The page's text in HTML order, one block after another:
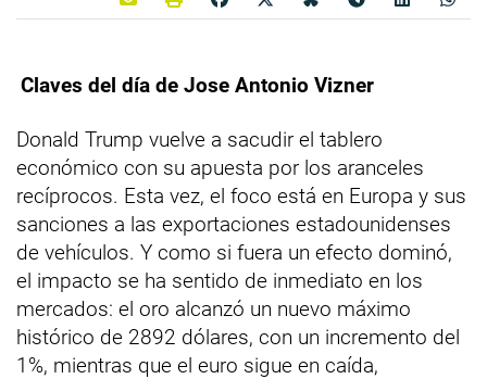
Claves del día de Jose Antonio Vizner
Donald Trump vuelve a sacudir el tablero
económico con su apuesta por los aranceles
recíprocos. Esta vez, el foco está en Europa y sus
sanciones a las exportaciones estadounidenses
de vehículos. Y como si fuera un efecto dominó,
el impacto se ha sentido de inmediato en los
mercados: el oro alcanzó un nuevo máximo
histórico de 2892 dólares, con un incremento del
1%, mientras que el euro sigue en caída,